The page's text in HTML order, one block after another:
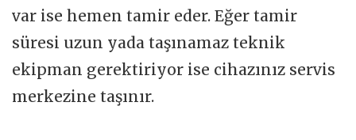
var ise hemen tamir eder. Eğer tamir
süresi uzun yada taşınamaz teknik
ekipman gerektiriyor ise cihazınız servis
merkezine taşınır.